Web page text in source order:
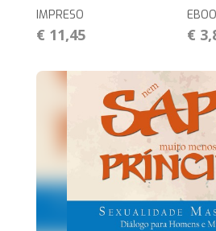
IMPRESO
€ 11,45 €